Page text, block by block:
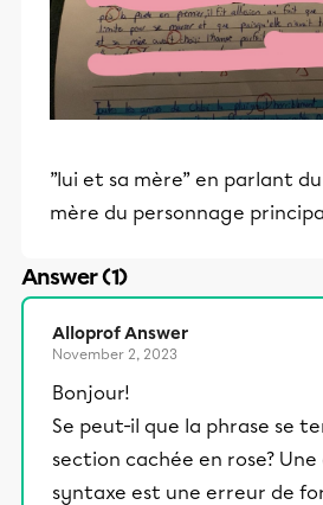
”lui et sa mère” en parlant
mère du personnage
Answer (1)
Alloprof Answer
November 2, 2023
Bonjour!
Se peut-il que la phrase se
section cachée en rose?
syntaxe est une erreur de